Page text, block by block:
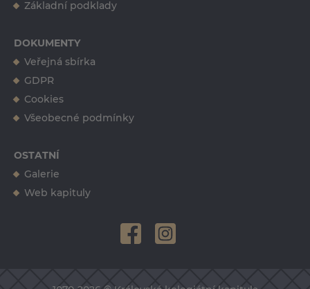
Základní podklady
DOKUMENTY
Veřejná sbírka
GDPR
Cookies
Všeobecné podmínky
OSTATNÍ
Galerie
Web kapituly